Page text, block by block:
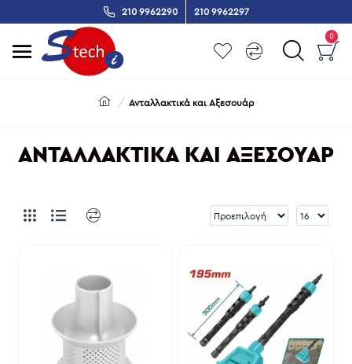
210 9962290 210 9962297
0
Ανταλλακτικά και Αξεσουάρ
ΑΝΤΑΛΛΑΚΤΙΚΆ ΚΑΙ ΑΞΕΣΟΥΆΡ